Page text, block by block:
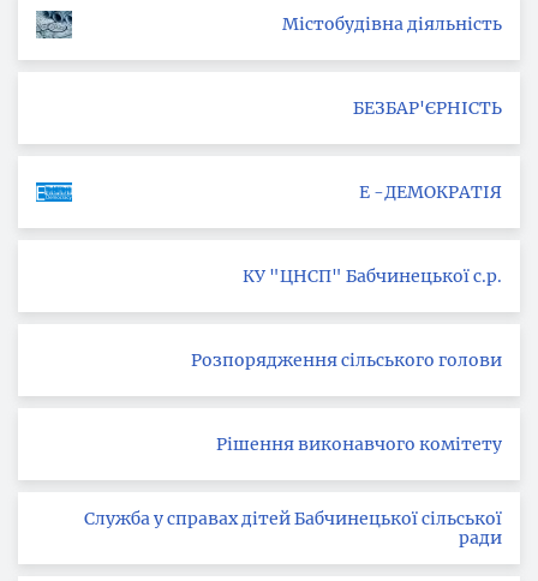
Містобудівна діяльність
БЕЗБАР'ЄРНІСТЬ
Е -ДЕМОКРАТІЯ
КУ "ЦНСП" Бабчинецької с.р.
Розпорядження сільського голови
Рішення виконавчого комітету
Служба у справах дітей Бабчинецької сільської
ради